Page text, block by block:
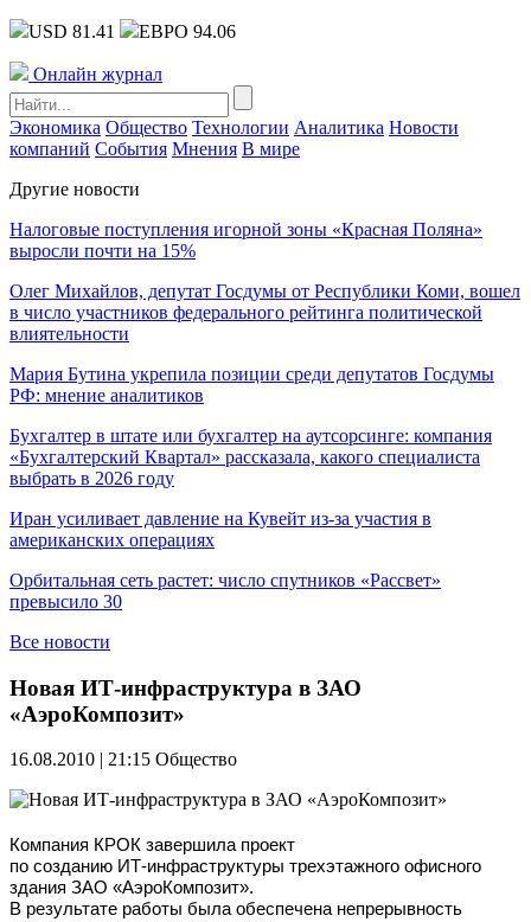
USD 81.41 ЕВРО 94.06
Онлайн журнал
Экономика Общество Технологии Аналитика Новости
компаний События Мнения В мире
Другие новости
Налоговые поступления игорной зоны «Красная Поляна»
выросли почти на 15%
Олег Михайлов, депутат Госдумы от Республики Коми, вошел
в число участников федерального рейтинга политической
влиятельности
Мария Бутина укрепила позиции среди депутатов Госдумы
РФ: мнение аналитиков
Бухгалтер в штате или бухгалтер на аутсорсинге: компания
«Бухгалтерский Квартал» рассказала, какого специалиста
выбрать в 2026 году
Иран усиливает давление на Кувейт из-за участия в
американских операциях
Орбитальная сеть растет: число спутников «Рассвет»
превысило 30
Все новости
Новая ИТ-инфраструктура в ЗАО
«АэроКомпозит»
16.08.2010 | 21:15 Общество
Компания КРОК завершила проект
по созданию ИТ-инфраструктуры трехэтажного офисного
здания ЗАО «АэроКомпозит».
В результате работы была обеспечена непрерывность